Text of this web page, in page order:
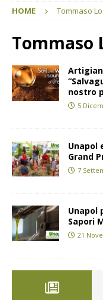
HOME Tommaso
Tommaso
nostro
5
Unapol
Grand
7
Unapol
Sapori
21